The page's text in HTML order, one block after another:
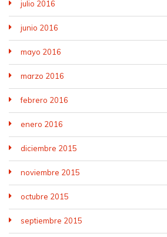
julio 2016
junio 2016
mayo 2016
marzo 2016
febrero 2016
enero 2016
diciembre 2015
noviembre 2015
octubre 2015
septiembre 2015